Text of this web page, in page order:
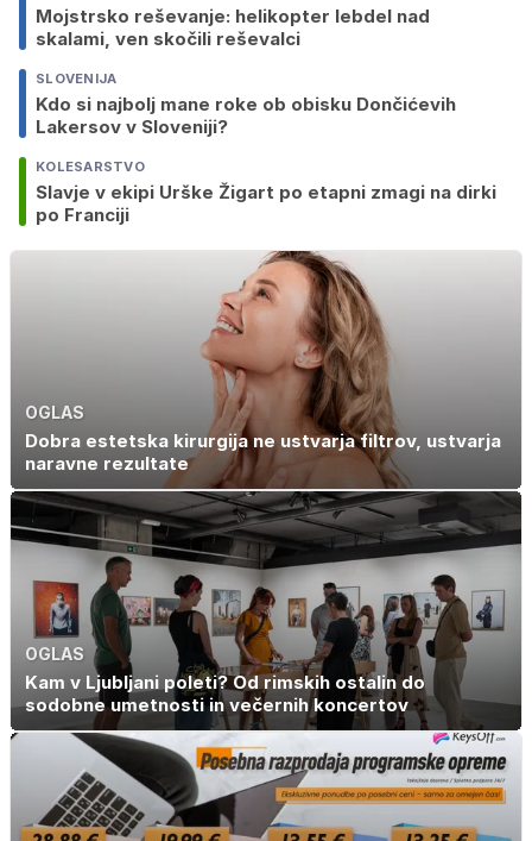
Mojstrsko reševanje: helikopter lebdel nad
skalami, ven skočili reševalci
SLOVENIJA
Kdo si najbolj mane roke ob obisku Dončićevih
Lakersov v Sloveniji?
KOLESARSTVO
Slavje v ekipi Urške Žigart po etapni zmagi na dirki
po Franciji
OGLAS
Dobra estetska kirurgija ne ustvarja filtrov, ustvarja
naravne rezultate
OGLAS
Kam v Ljubljani poleti? Od rimskih ostalin do
sodobne umetnosti in večernih koncertov